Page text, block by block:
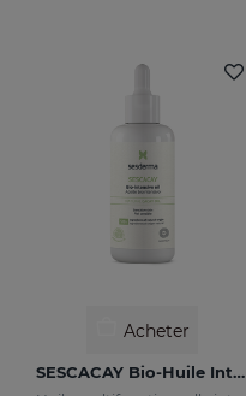
Acheter
SESCACAY Bio-Huile Intensive